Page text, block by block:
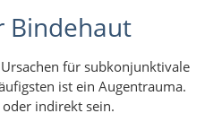
Bindehaut
für subkonjunktivale
ist ein Augentrauma.
indirekt sein.